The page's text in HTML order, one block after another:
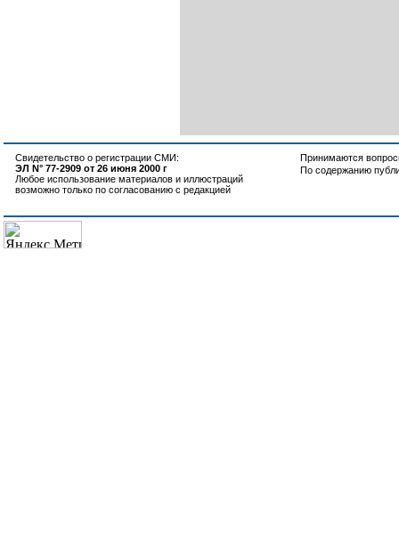
Свидетельство о регистрации СМИ:
ЭЛ N° 77-2909 от 26 июня 2000 г
Любое использование материалов и иллюстраций
возможно только по согласованию с редакцией
Принимаются
По содержанию